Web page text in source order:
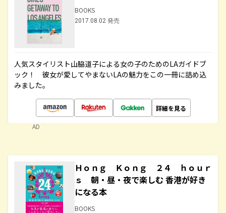
BOOKS
2017.08.02 発売
人気スタイリスト山脇道子による女の子のためのLAガイドブ
ック！ 彼女が愛してやまないLAの魅力をこの一冊に詰め込
みました。
詳細を見る
AD
Ｈｏｎｇ Ｋｏｎｇ ２４ ｈｏｕｒ
ｓ 朝・昼・夜で楽しむ 香港が好き
になる本
BOOKS